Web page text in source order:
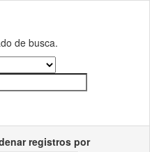
de busca.
registros por